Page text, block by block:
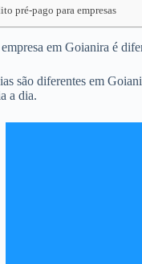
pré-pago para empresas
em Goianira é
são diferentes em
a dia.